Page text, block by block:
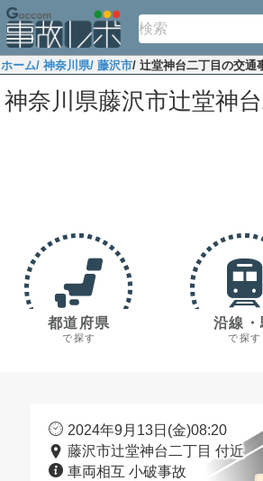
ホーム/ 神奈川県/ 藤沢市/ 辻堂神台二丁目の交通
神奈川県藤沢市辻堂神
都道府県
で探す
沿線・
で探す
2024年9月13日(金)08:20
藤沢市辻堂神台二丁目 付近
車両相互 小破事故